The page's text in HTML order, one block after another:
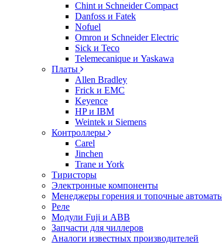
Chint и Schneider Compact
Danfoss и Fatek
Nofuel
Omron и Schneider Electric
Sick и Teco
Telemecanique и Yaskawa
Платы
Allen Bradley
Frick и EMC
Keyence
HP и IBM
Weintek и Siemens
Контроллеры
Carel
Jinchen
Trane и York
Тиристоры
Электронные компоненты
Менеджеры горения и топочные
Реле
Модули Fuji и ABB
Запчасти для чиллеров
Аналоги известных производителей